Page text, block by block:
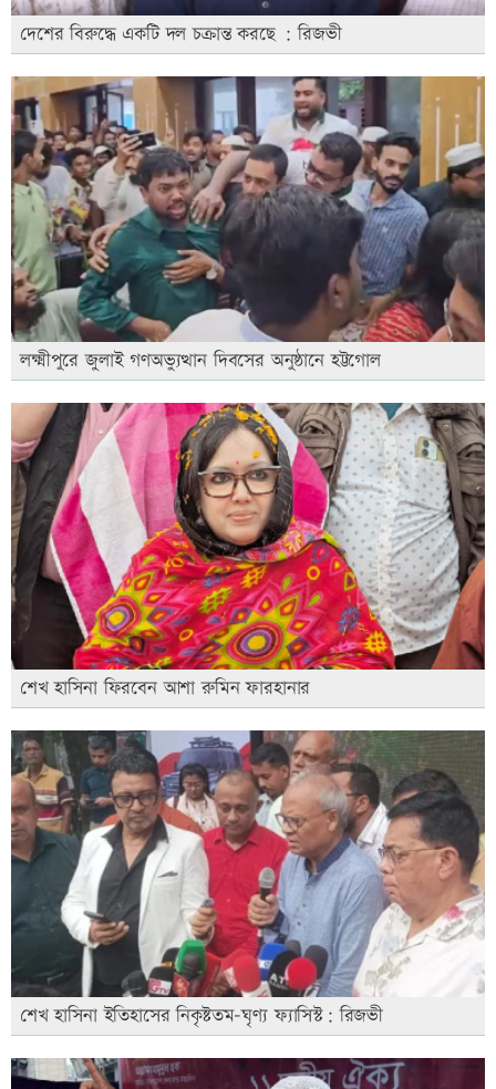
দেশের বিরুদ্ধে একটি দল চক্রান্ত করছে : রিজভী
লক্ষ্মীপুরে জুলাই গণঅভ্যুত্থান দিবসের অনুষ্ঠানে হট্টগোল
শেখ হাসিনা ফিরবেন আশা রুমিন ফারহানার
শেখ হাসিনা ইতিহাসের নিকৃষ্টতম-ঘৃণ্য ফ্যাসিস্ট: রিজভী